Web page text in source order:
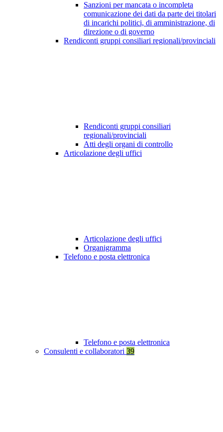
Sanzioni per mancata o incompleta
comunicazione dei dati da parte dei titolari
di incarichi politici, di amministrazione, di
direzione o di governo
Rendiconti gruppi consiliari regionali/provinciali
Rendiconti gruppi consiliari
regionali/provinciali
Atti degli organi di controllo
Articolazione degli uffici
Articolazione degli uffici
Organigramma
Telefono e posta elettronica
Telefono e posta elettronica
Consulenti e collaboratori 39